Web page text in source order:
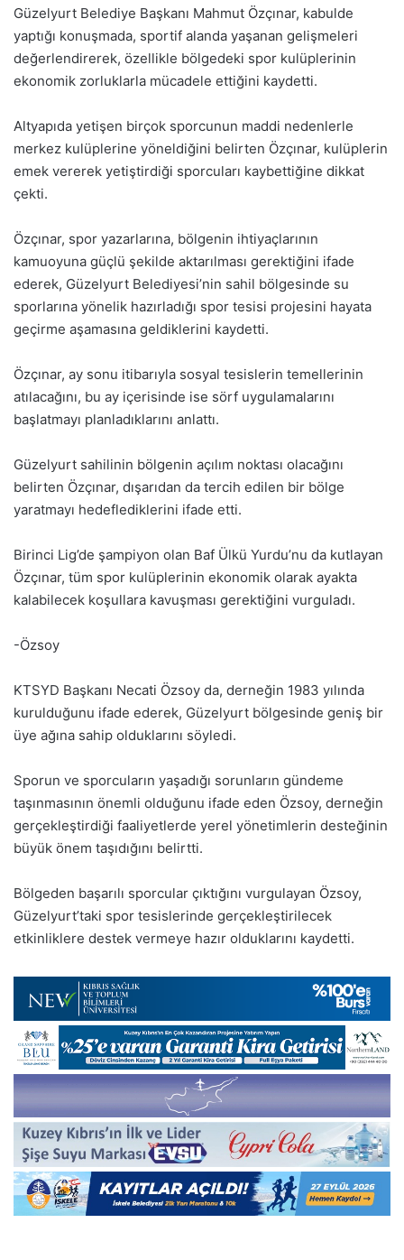
Güzelyurt Belediye Başkanı Mahmut Özçınar, kabulde
yaptığı konuşmada, sportif alanda yaşanan gelişmeleri
değerlendirerek, özellikle bölgedeki spor kulüplerinin
ekonomik zorluklarla mücadele ettiğini kaydetti.
Altyapıda yetişen birçok sporcunun maddi nedenlerle
merkez kulüplerine yöneldiğini belirten Özçınar, kulüplerin
emek vererek yetiştirdiği sporcuları kaybettiğine dikkat
çekti.
Özçınar, spor yazarlarına, bölgenin ihtiyaçlarının
kamuoyuna güçlü şekilde aktarılması gerektiğini ifade
ederek, Güzelyurt Belediyesi’nin sahil bölgesinde su
sporlarına yönelik hazırladığı spor tesisi projesini hayata
geçirme aşamasına geldiklerini kaydetti.
Özçınar, ay sonu itibarıyla sosyal tesislerin temellerinin
atılacağını, bu ay içerisinde ise sörf uygulamalarını
başlatmayı planladıklarını anlattı.
Güzelyurt sahilinin bölgenin açılım noktası olacağını
belirten Özçınar, dışarıdan da tercih edilen bir bölge
yaratmayı hedeflediklerini ifade etti.
Birinci Lig’de şampiyon olan Baf Ülkü Yurdu’nu da kutlayan
Özçınar, tüm spor kulüplerinin ekonomik olarak ayakta
kalabilecek koşullara kavuşması gerektiğini vurguladı.
-Özsoy
KTSYD Başkanı Necati Özsoy da, derneğin 1983 yılında
kurulduğunu ifade ederek, Güzelyurt bölgesinde geniş bir
üye ağına sahip olduklarını söyledi.
Sporun ve sporcuların yaşadığı sorunların gündeme
taşınmasının önemli olduğunu ifade eden Özsoy, derneğin
gerçekleştirdiği faaliyetlerde yerel yönetimlerin desteğinin
büyük önem taşıdığını belirtti.
Bölgeden başarılı sporcular çıktığını vurgulayan Özsoy,
Güzelyurt’taki spor tesislerinde gerçekleştirilecek
etkinliklere destek vermeye hazır olduklarını kaydetti.